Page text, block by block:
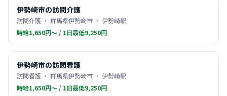
伊勢崎市の訪問介護
訪問介護 ・ 群馬県伊勢崎市 ・ 伊勢崎駅
時給1,650円〜 / 1日最低9,250円
伊勢崎市の訪問看護
訪問看護 ・ 群馬県伊勢崎市 ・ 伊勢崎駅
時給1,650円〜 / 1日最低9,250円